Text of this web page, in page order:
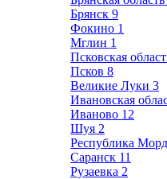
Брянск 9
Фокино 1
Мглин 1
Псковская
Псков 8
Великие Луки 3
Ивановская
Иваново 12
Шуя 2
Республика
Саранск 11
Рузаевка 2